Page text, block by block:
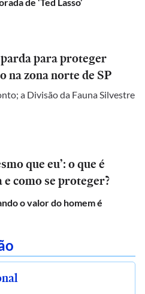
para proteger
zona norte de SP
a Divisão da Fauna Silvestre
que eu’: o que é
como se proteger?
o valor do homem é